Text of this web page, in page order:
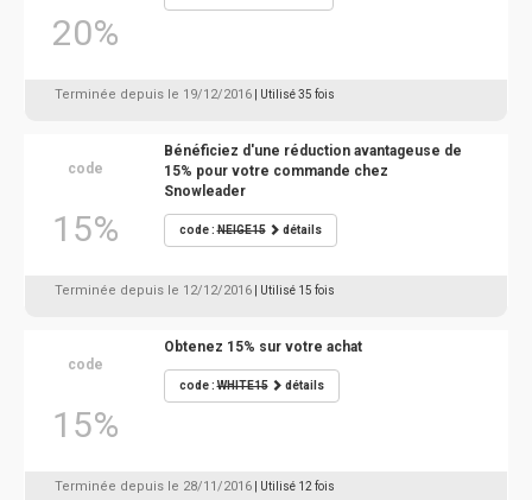
20%
Terminée depuis le 19/12/2016 | Utilisé 35 fois
code
15%
Bénéficiez d'une réduction avantageuse de
15% pour votre commande chez
Snowleader
code :NEIGE15 détails
Terminée depuis le 12/12/2016 | Utilisé 15 fois
code
15%
Obtenez 15% sur votre achat
code :WHITE15 détails
Terminée depuis le 28/11/2016 | Utilisé 12 fois